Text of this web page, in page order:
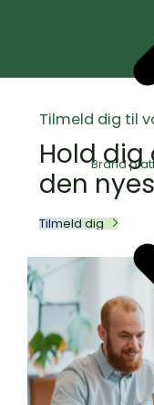
Brand
Tilmeld dig til
Hold
den
Tilmeld dig